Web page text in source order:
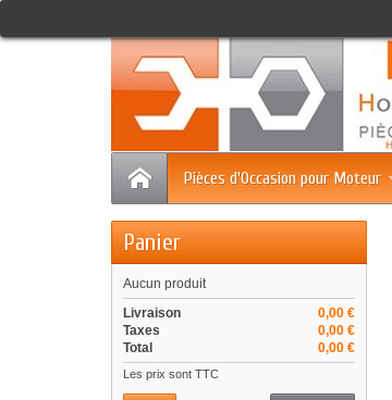
Pièces d'Occasion pour Moteur
Panier
Aucun produit
0,00 €
Livraison
0,00 €
Taxes
0,00 €
Total
Les prix sont TTC